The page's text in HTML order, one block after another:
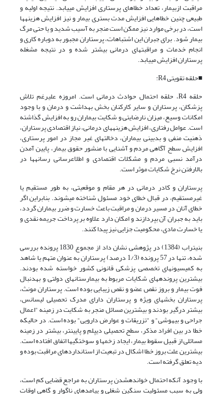
مراقبت ازبیمار، تعداد خطاهای پرستاری افزایش می­یابد. نتیجه اولیه و
طبیعی چنین خطاهایی افزایش مدت بستری بیمار و نیز افزایش هزینه­ها
است، در برخی موارد نیز ممکن است منجر به آسیب شدید و یا حتی مرگ
بیمار شود. برای جبران این اشتباهات، پرستاران مجبور به دوباره کاری و
انجام خدمات و مراقبت­های درمانی بیشتر شده و در نتیجه مشغله
پرستاران افزایش می­یابد.
■حلقه تقویتی R4:
حلقه R4، حلقه احتمال حوادث درمانی است. امروزه علی­رغم تلاش
پزشکان، پرستاران و سایر کارکنان بخش بهداشت و درمان و با وجود
امکانات وسیع، میزان نارضایتی و شکایت بیماران رو به افزایش گذاشته
است. عوامل رفتاری، افزایش هزینه‏های درمانی، نیاز اقتصادی پرستاران،
ذهنیت منفی و بدبینی بیماران، دخالت‏های غیر مجاز در امور پرستاری،
افزایش سطح آگاهی مردم و آشنایی با منشور حقوق بیمار، پایین آمدن
درآمد نسبی مردم و مشکلات اقتصادی و اطلاع­رسانی رسانه‏ها در
بالارفتن نرخ شکایات موثر است.
پرستاران و کادر درمانی در هر مقام و موقعیتی، به طور مستقیم یا
غیرمستقیم، در قبال خطای خود مسئول شناخته می­شوند. بنابراین اگر
خطای آنان در مسیر درمان و مراقبت باعث خسارت و ضرر بیماران گردد،
باید به جبران آن بپردازند و امکان دارد علاوه بر پرداخت جریمه نقدی و
یا خسارت مادی، محکومیت جزایی نیز پیدا کنند.
بنی­تراب (1384) در پژوهشی نشان داد از مجموع 1830 پرونده بررسی
شده، تنها در 57 پرونده (1/3 درصد) پرستاران به عنوان متهم یا شاهد
به کمیسیون­های تخصصی پزشکی قانونی کشور خواسته شده بودند.
بیشترین پرونده­های شکایات مربوط به بیمارستان­های دولتی و به­دنبال
فوت بیمار و بروز نقص عضو و نقص زیبایی بوده است. پرستاران مونث،
پرستاران بخش­های ویژه و پرستاران دارای مدرک تحصیلی لیسانس،
بیشتر درگیر بودند و بیشترین مسائل منجر به شکایت در زمینه "اعمال
جراحی و بیهوشی" و "تزریقات و عوارض دارویی" بوده است. در حالی­که
خطا در بین افراد مذکر، سطح تحصیلی دیپلم و پایین­تر، بیشتر در زمینه
مسائلی از قبیل سقوط بیمار، ایجاد زخم­ها و سوختگی­ها اتفاق افتاده است.
بیشترین علت بروز خطا اشکال در تبعیت از استانداردهای مراقبت بوده و
دیه تعلق گرفته است.
با وجود آن­که احتمال خوانده­شدن پرستاران به مراجع قضایی کم است،
ولی به سبب مسئولیت سنگین شغلی و پیامدهای ناگوار و گاهی اوقات